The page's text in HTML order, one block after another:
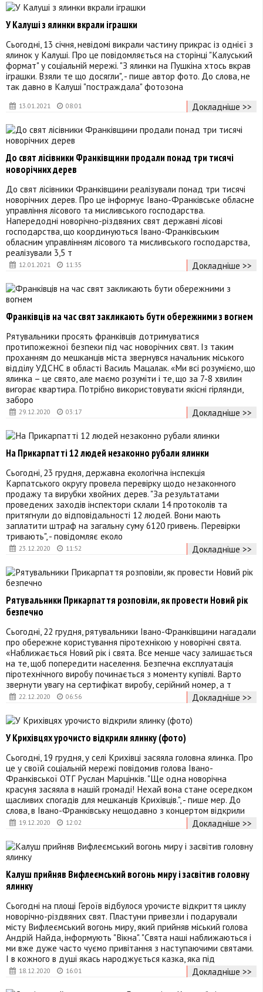
13.01.2021 08:01
У Калуші з ялинки вкрали іграшки
Сьогодні, 13 січня, невідомі викрали частину прикрас із однієї з
ялинок у Калуші. Про це повідомляється на сторінці "Калуський
формат" у соціальній мережі. "З ялинки на Пушкіна хтось вкрав
іграшки. Взяли те що досягли", - пише автор фото. До слова, не
так давно в Калуші "постраждала" фотозона
Докладніше >>
12.01.2021 11:35
До свят лісівники Франківщини продали понад три тисячі
новорічних дерев
До свят лісівники Франківщини реалізували понад три тисячі
новорічних дерев. Про це інформує Івано-Франківське обласне
управління лісового та мисливського господарства.
Напередодні новорічно-різдвяних свят державні лісові
господарства, що координуються Івано-Франківським
обласним управлінням лісового та мисливського господарства,
реалізували 3,5 т
Докладніше >>
29.12.2020 03:17
Франківців на час свят закликають бути обережними з вогнем
Рятувальники просять франківців дотримуватися
протипожежної безпеки під час новорічних свят. Із таким
проханням до мешканців міста звернувся начальник міського
відділу УДСНС в області Василь Мацалак. «Ми всі розуміємо, що
ялинка – це свято, але маємо розуміти і те, що за 7-8 хвилин
вигорає квартира. Потрібно використовувати якісні гірлянди,
заборо
Докладніше >>
23.12.2020 11:52
На Прикарпатті 12 людей незаконно рубали ялинки
Сьогодні, 23 грудня, державна екологічна інспекція
Карпатського округу провела перевірку щодо незаконного
продажу та вирубки хвойних дерев. "За результатами
проведених заходів інспектори склали 14 протоколів та
притягнули до відповідальності 12 людей. Вони мають
заплатити штраф на загальну суму 6120 гривень. Перевірки
тривають", - повідомляє еколо
Докладніше >>
22.12.2020 06:56
Рятувальники Прикарпаття розповіли, як провести Новий рік
безпечно
Сьогодні, 22 грудня, рятувальники Івано-Франківщини нагадали
про обережне користування піротехнікою у новорічні свята.
«Наближається Новий рік і свята. Все менше часу залишається
на те, щоб попередити населення. Безпечна експлуатація
піротехнічного виробу починається з моменту купівлі. Варто
звернути увагу на сертифікат виробу, серійний номер, а т
Докладніше >>
19.12.2020 12:02
У Крихівцях урочисто відкрили ялинку (фото)
Сьогодні, 19 грудня, у селі Крихівці засяяла головна ялинка. Про
це у своїй соціальній мережі повідомив голова Івано-
Франківської ОТГ Руслан Марцінків. "Ще одна новорічна
красуня засяяла в нашій громаді! Нехай вона стане осередком
щасливих спогадів для мешканців Крихівців.", - пише мер. До
слова, в Івано-Франківську нещодавно з концертом відкрили
Докладніше >>
18.12.2020 16:01
Калуш прийняв Вифлеємський вогонь миру і засвітив головну
ялинку
Сьогодні на площі Героїв відбулося урочисте відкриття циклу
новорічно-різдвяних свят. Пластуни привезли і подарували
місту Вифлеємський вогонь миру, який прийняв міський голова
Андрій Найда, інформують "Вікна". "Свята наші наближаються і
ми вже дуже часто чуємо привітання з наступаючими святами.
І в кожного в душі якась народжується казка, яка під
Докладніше >>